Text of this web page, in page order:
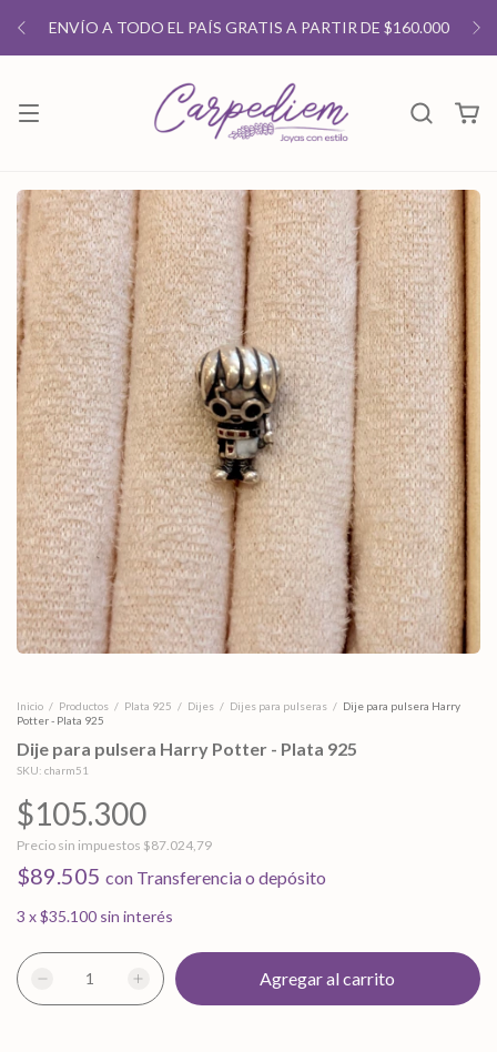
ENVÍO A TODO EL PAÍS GRATIS A PARTIR DE $160.000
Inicio / Productos / Plata 925 / Dijes / Dijes para pulseras / Dije para pulsera Harry
Potter - Plata 925
Dije para pulsera Harry Potter - Plata 925
SKU: charm51
$105.300
Precio sin impuestos $87.024,79
$89.505 con Transferencia o depósito
3 x$35.100 sin interés